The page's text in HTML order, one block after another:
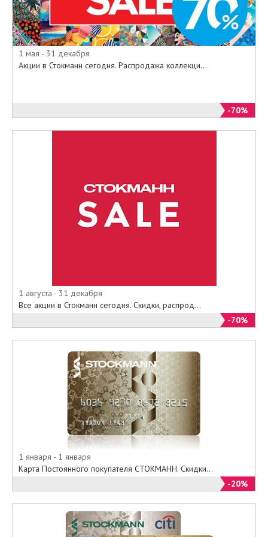
Приходите в наши бутики, или
выбирайте из специального
онлайн-каталога на официальном
сайте www.stockmann.ru все то,
что так необходимо по
минимальным ценам.
1 мая - 31 декабря
Акции в Стокманн сегодня. Распродажа коллекци...
-70%
1 августа - 31 декабря
Все акции в Стокманн сегодня. Скидки, распрод...
-70%
1 января - 1 января
Карта Постоянного покупателя СТОКМАНН. Скидки...
-20%